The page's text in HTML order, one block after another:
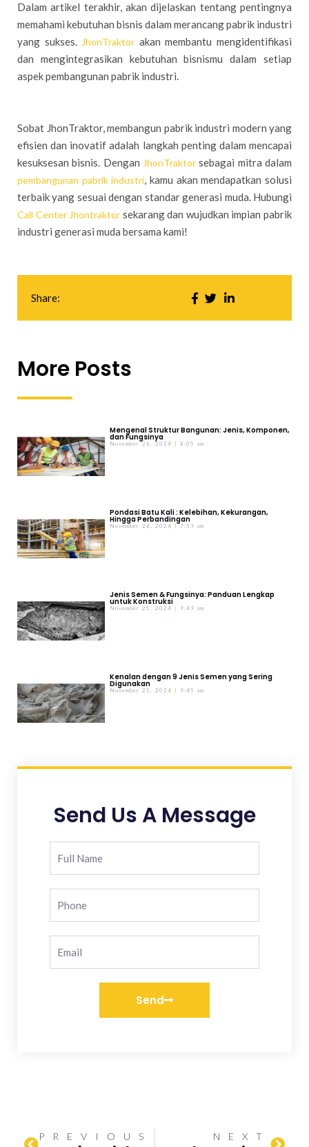
Dalam artikel terakhir, akan dijelaskan tentang pentingnya
memahami kebutuhan bisnis dalam merancang pabrik industri
yang sukses. JhonTraktor akan membantu mengidentifikasi
dan mengintegrasikan kebutuhan bisnismu dalam setiap
aspek pembangunan pabrik industri.
Sobat JhonTraktor, membangun pabrik industri modern yang
efisien dan inovatif adalah langkah penting dalam mencapai
kesuksesan bisnis. Dengan JhonTraktor sebagai mitra dalam
pembangunan pabrik industri, kamu akan mendapatkan solusi
terbaik yang sesuai dengan standar generasi muda. Hubungi
Call Center Jhontraktor sekarang dan wujudkan impian pabrik
industri generasi muda bersama kami!
Share:
More Posts
Mengenal Struktur Bangunan: Jenis, Komponen,
dan Fungsinya
November 26, 2024 8:05 am
Pondasi Batu Kali : Kelebihan, Kekurangan,
Hingga Perbandingan
November 26, 2024 7:59 am
Jenis Semen & Fungsinya: Panduan Lengkap
untuk Konstruksi
November 25, 2024 9:49 am
Kenalan dengan 9 Jenis Semen yang Sering
Digunakan
November 25, 2024 9:45 am
Send Us A Message
Send
PREVIOUS NEXT